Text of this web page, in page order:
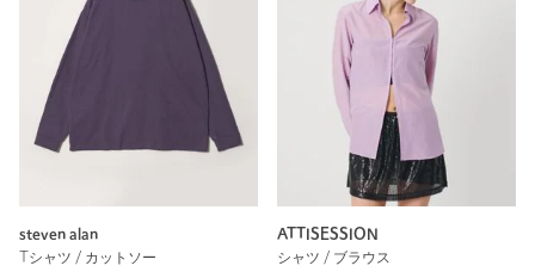
steven alan
Tシャツ / カットソー
ATTISESSION
シャツ / ブラウス